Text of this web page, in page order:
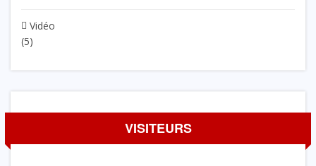
Vidéo
(5)
VISITEURS